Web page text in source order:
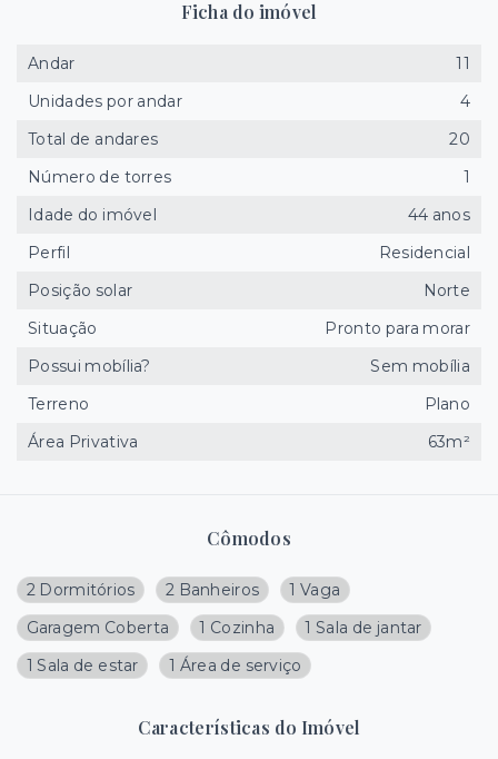
Cômodos
2 Dormitórios 2 Banheiros
1 Vaga
Garagem Coberta
1 Cozinha
1 Sala de jantar
1 Sala de estar
1 Área de serviço
Características do Imóvel
Ficha do imóvel
Andar
11
Unidades por andar
4
Total de andares
20
Número de torres
1
Idade do imóvel
44 anos
Perfil
Residencial
Posição solar
Norte
Situação
Pronto para morar
Possui mobília?
Sem mobília
Terreno
Plano
Área Privativa
63m²